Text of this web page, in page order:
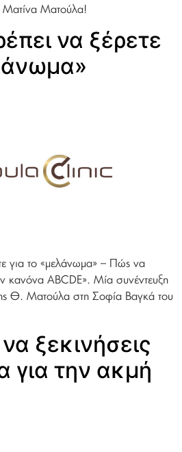
Ματίνα Ματούλα!
να ξέρετε
για το «μελάνωμα» – Πώς να
κανόνα ABCDE». Μία συνέντευξη
Θ. Ματούλα στη Σοφία Βαγκά του
ξεκινήσεις
για την ακμή